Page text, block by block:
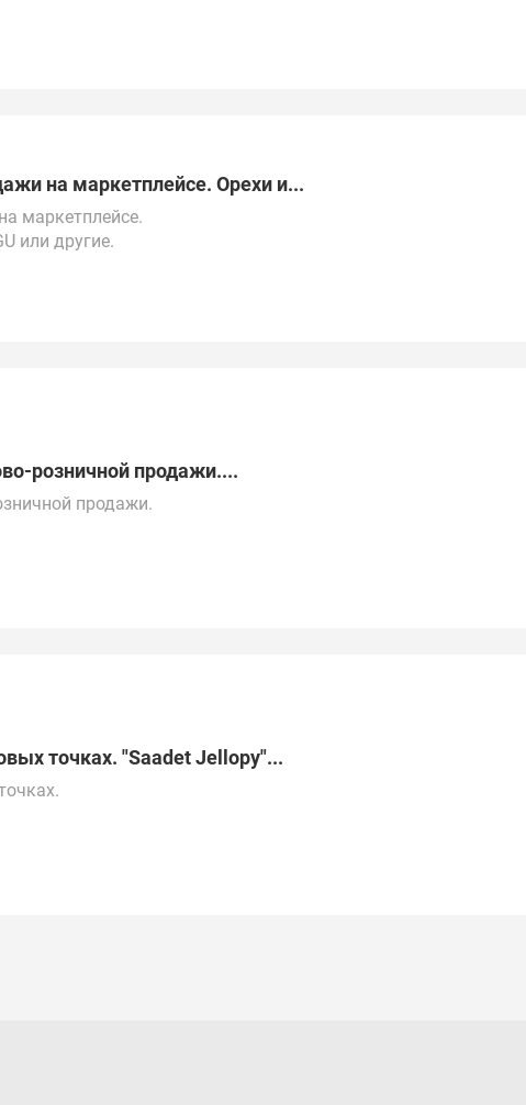
$).
на маркетплейсе. Орехи и...
маркетплейсе.
или другие.
(4:00-13:00 МСК).
Беларуси, Турции, ОАЭ и Китаю.
розничной продажи....
продажи.
почте.
странам СНГ.
точках. "Saadet Jellopy"...
почте.